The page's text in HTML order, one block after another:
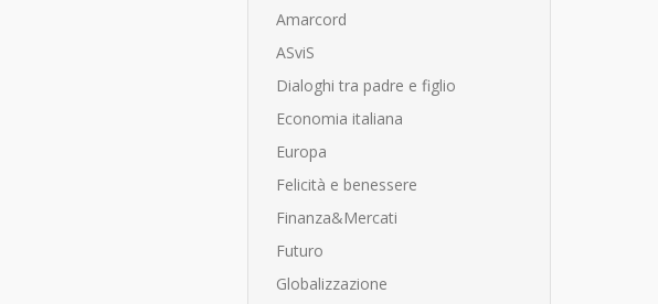
Amarcord
ASviS
Dialoghi tra padre e figlio
Economia italiana
Europa
Felicità e benessere
Finanza&Mercati
Futuro
Globalizzazione